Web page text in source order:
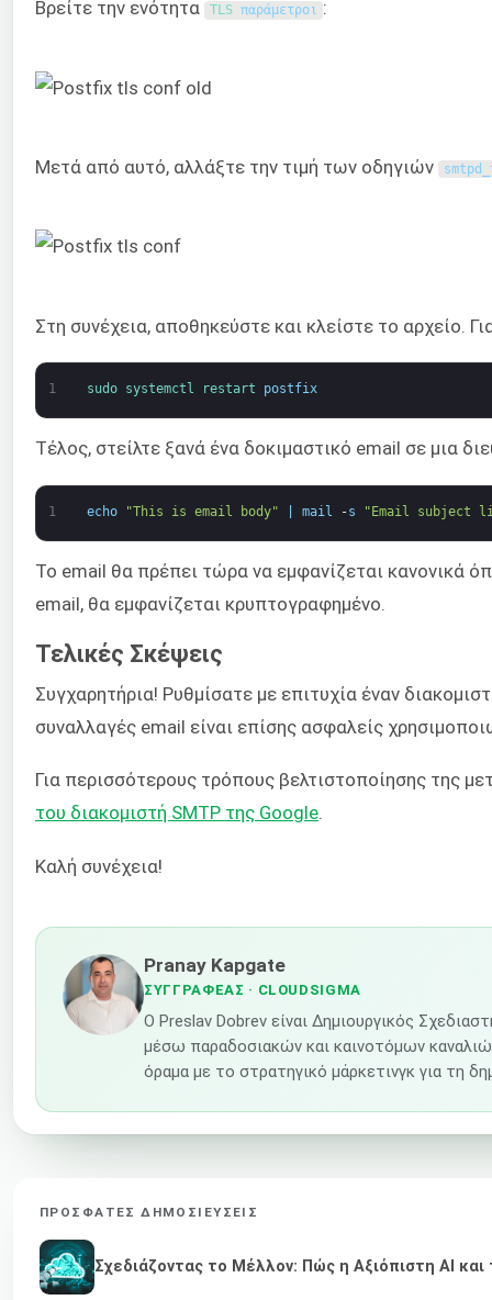
Βρείτε την ενότητα TLS παράμετροι :
Μετά από αυτό, αλλάξτε την τιμή των οδηγιών
Στη συνέχεια, αποθηκεύστε και κλείστε το αρχείο.
1 sudo systemctl restart postfix
Τέλος, στείλτε ξανά ένα δοκιμαστικό email σε μια
1 echo "This is email body" mail -s "Email subject
Το email θα πρέπει τώρα να εμφανίζεται κανονικά
email, θα εμφανίζεται κρυπτογραφημένο.
Τελικές Σκέψεις
Συγχαρητήρια! Ρυθμίσατε με επιτυχία έναν
συναλλαγές email είναι επίσης ασφαλείς
Για περισσότερους τρόπους βελτιστοποίησης της
του διακομιστή SMTP της Google.
Καλή συνέχεια!
Pranay Kapgate
ΣΥΓΓΡΑΦΈΑΣ · CLOUDSIGMA
Ο Preslav Dobrev είναι Δημιουργικός
μέσω παραδοσιακών και καινοτόμων
όραμα με το στρατηγικό μάρκετινγκ για τη
ΠΡΌΣΦΑΤΕΣ ΔΗΜΟΣΙΕΎΣΕΙΣ
Σχεδιάζοντας το Μέλλον: Πώς η Αξιόπιστη AI